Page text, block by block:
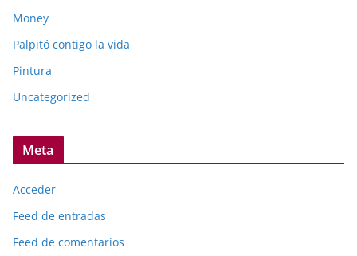
Money
Palpitó contigo la vida
Pintura
Uncategorized
Meta
Acceder
Feed de entradas
Feed de comentarios